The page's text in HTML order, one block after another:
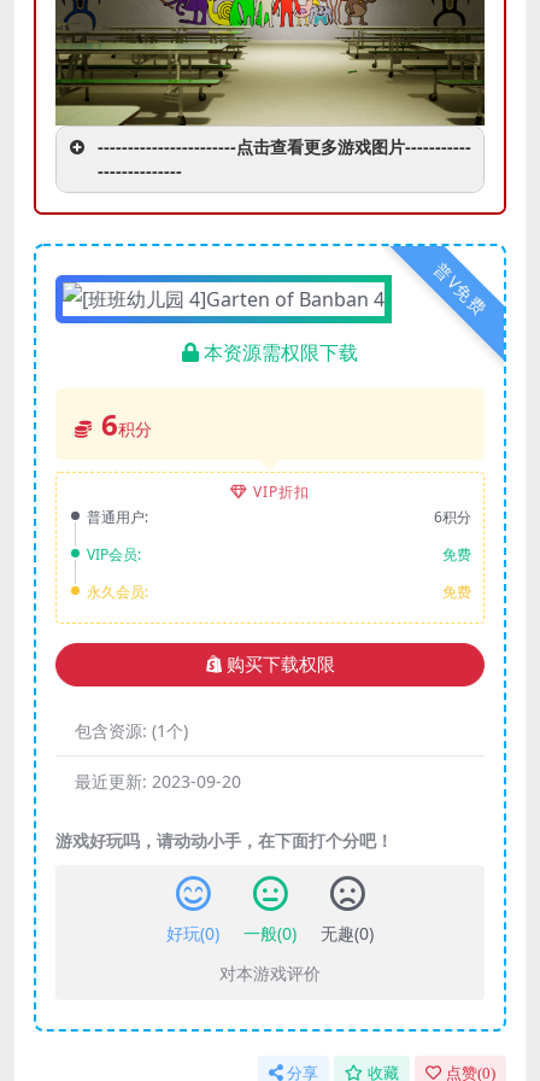
-----------------------点击查看更多游戏图片-----------
--------------
普V免费
本资源需权限下载
6积分
VIP折扣
普通用户:
6积分
VIP会员:
免费
永久会员:
免费
购买下载权限
包含资源: (1个)
最近更新: 2023-09-20
游戏好玩吗，请动动小手，在下面打个分吧！
好玩(0) 一般(0) 无趣(0)
对本游戏评价
分享 收藏 点赞(0)